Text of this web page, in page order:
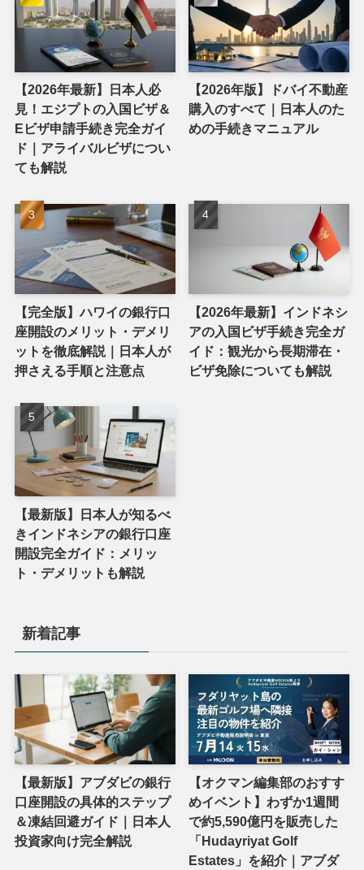
【2026年最新】日本人必
見！エジプトの入国ビザ＆
Eビザ申請手続き完全ガイ
ド｜アライバルビザについ
ても解説
【2026年版】ドバイ不動産
購入のすべて｜日本人のた
めの手続きマニュアル
【完全版】ハワイの銀行口
座開設のメリット・デメリ
ットを徹底解説｜日本人が
押さえる手順と注意点
【2026年最新】インドネシ
アの入国ビザ手続き完全ガ
イド：観光から長期滞在・
ビザ免除についても解説
【最新版】日本人が知るべ
きインドネシアの銀行口座
開設完全ガイド：メリッ
ト・デメリットも解説
新着記事
【最新版】アブダビの銀行
口座開設の具体的ステップ
＆凍結回避ガイド｜日本人
投資家向け完全解説
【オクマン編集部のおすす
めイベント】わずか1週間
で約5,590億円を販売した
「Hudayriyat Golf
Estates」を紹介｜アブダ